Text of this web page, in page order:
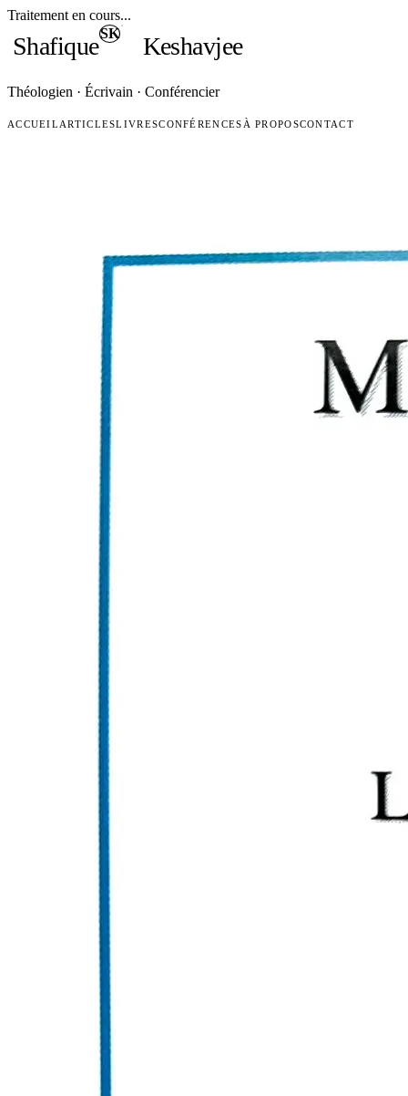
Traitement en cours...
ShafiqueSK Keshavjee
Théologien · Écrivain · Conférencier
ACCUEIL ARTICLESLIVRESCONFÉRENCES À PROPOSCONTACT